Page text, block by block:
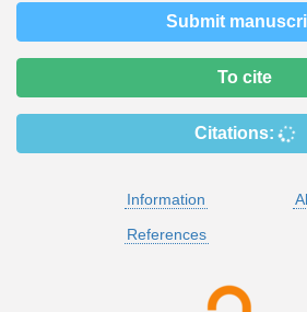
Submit
To cite
Citations:
Information
References